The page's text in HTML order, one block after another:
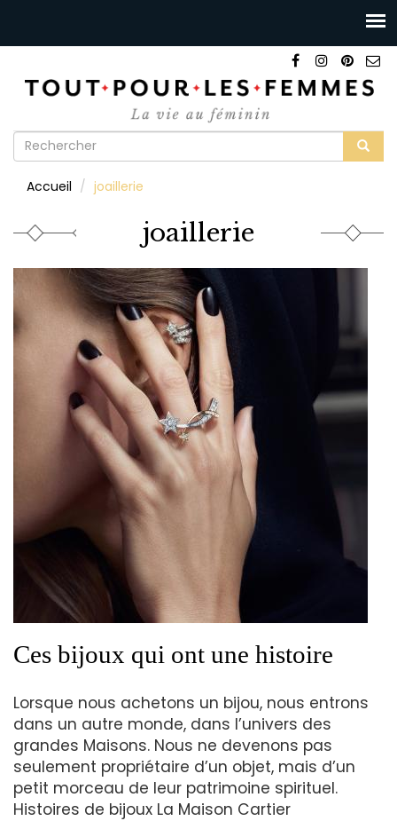
Formulaire
recherche
Accueil joaillerie
joaillerie
Ces bijoux qui ont une histoire
Lorsque nous achetons un bijou, nous entrons
dans un autre monde, dans l’univers des
grandes Maisons. Nous ne devenons pas
seulement propriétaire d’un objet, mais d’un
petit morceau de leur patrimoine spirituel.
Histoires de bijoux La Maison Cartier